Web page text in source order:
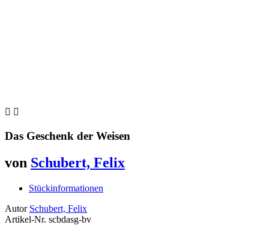
 
Das Geschenk der Weisen
von Schubert, Felix
Stückinformationen
Autor Schubert, Felix
Artikel-Nr. scbdasg-bv